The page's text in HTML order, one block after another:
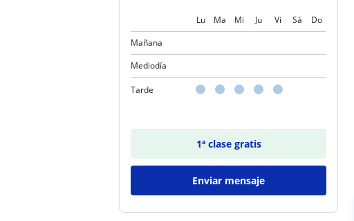
Lu Ma Mi Ju Vi Sá
Do
Mañana
Mediodía
Tarde
1ª clase gratis
Enviar mensaje